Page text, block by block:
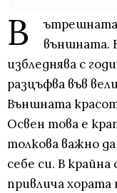
В
ътрешната
външната.
избледнява с
разцъфва във
Външната
Освен това е
толкова важно
себе си. В
привлича хората